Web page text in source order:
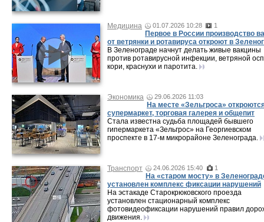
Медицина 01.07.2026 10:28 1
Первое в России производство
от ветрянки и ротавируса откроют в
В Зеленограде начнут делать живые вакцины
против ротавирусной инфекции, ветряной
кори, краснухи и паротита.
Экономика 29.06.2026 11:03
На месте «Зельгроса»
супермаркет, торговая галерея и общепит
Стала известна судьба площадей бывшего
гипермаркета «Зельгрос» на Георгиевском
проспекте в 17-м микрорайоне Зеленограда.
Транспорт 24.06.2026 15:40 1
На «старом мосту» в
установлен комплекс фиксации нарушений
На эстакаде Старокрюковского проезда
установлен стационарный комплекс
фотовидеофиксации нарушений правил
движения.